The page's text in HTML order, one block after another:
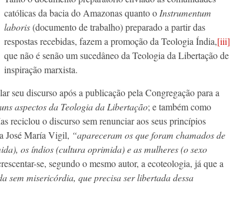
católicas da bacia do Amazonas quanto o Instrumentum
laboris(documento de trabalho) preparado a partir das
respostas recebidas, fazem a promoção da Teologia Índia,[iii]
que não é senão um sucedâneo da Teologia da Libertação de
inspiração marxista.
seu discurso após a publicação pela Congregação para a
aspectos da Teologia da Libertação; e também como
reciclou o discurso sem renunciar aos seus princípios
José María Vigil, “apareceram os que foram chamados de
os índios (cultura oprimida) e as mulheres (o sexo
se, segundo o mesmo autor, a ecoteologia, já que a
sem misericórdia, que precisa ser libertada dessa